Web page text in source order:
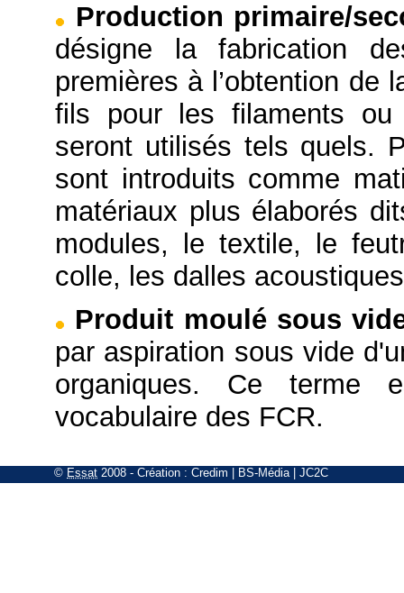
Production primaire/
désigne la fabrication
premières à l’obtention de
fils pour les filaments ou
seront utilisés tels quels.
sont introduits comme
matériaux plus élaborés
modules, le textile, le
colle, les dalles
Produit moulé sous
par aspiration sous vide
organiques. Ce terme
vocabulaire des FCR.
© Essat 2008 - Création : Credim BS-Média| JC2C